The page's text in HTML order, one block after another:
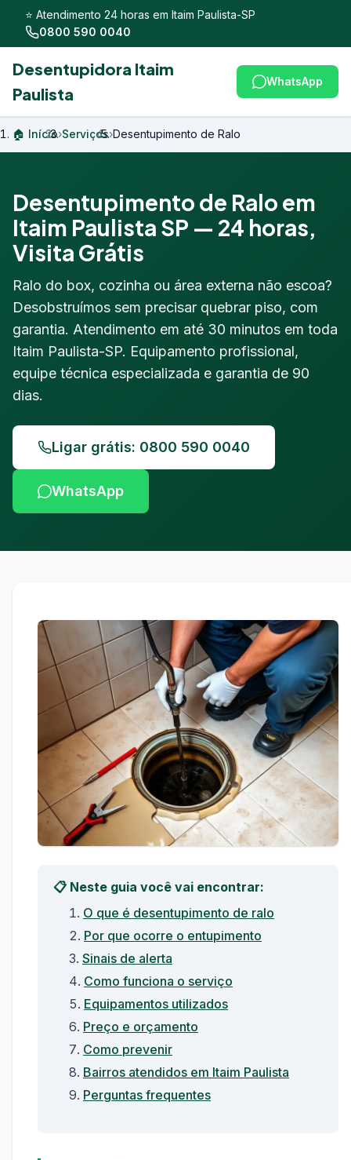
⭐ Atendimento 24 horas em Itaim Paulista-SP
0800 590 0040
Desentupidora Itaim
Paulista
WhatsApp
🏠 Início›Serviços›Desentupimento de Ralo
Desentupimento de Ralo em
Itaim Paulista SP — 24 horas,
Visita Grátis
Ralo do box, cozinha ou área externa não escoa?
Desobstruímos sem precisar quebrar piso, com
garantia. Atendimento em até 30 minutos em toda
Itaim Paulista-SP. Equipamento profissional,
equipe técnica especializada e garantia de 90
dias.
Ligar grátis: 0800 590 0040
WhatsApp
📋 Neste guia você vai encontrar:
O que é desentupimento de ralo
Por que ocorre o entupimento
Sinais de alerta
Como funciona o serviço
Equipamentos utilizados
Preço e orçamento
Como prevenir
Bairros atendidos em Itaim Paulista
Perguntas frequentes